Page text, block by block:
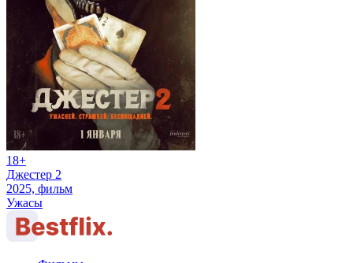
18+
Джестер 2
2025, фильм
Ужасы